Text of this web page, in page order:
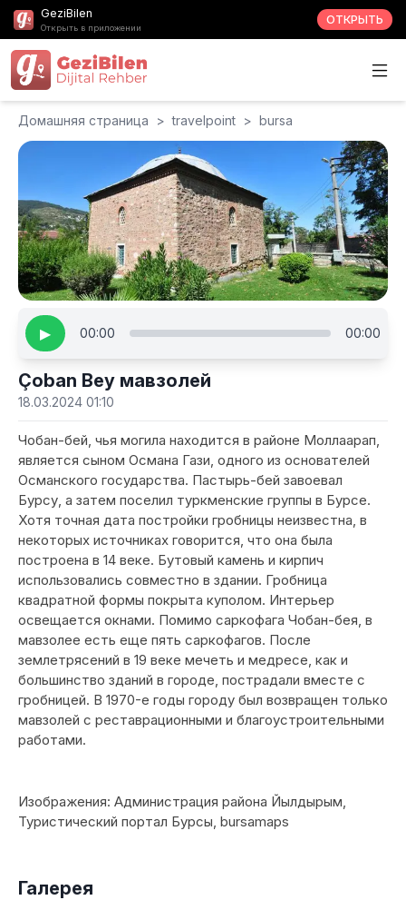
GeziBilen
Открыть в приложении
ОТКРЫТЬ
Домашняя страница > travelpoint > bursa
▶ 00:00 00:00
Çoban Bey мавзолей
18.03.2024 01:10
Чобан-бей, чья могила находится в районе Моллаарап,
является сыном Османа Гази, одного из основателей
Османского государства. Пастырь-бей завоевал
Бурсу, а затем поселил туркменские группы в Бурсе.
Хотя точная дата постройки гробницы неизвестна, в
некоторых источниках говорится, что она была
построена в 14 веке. Бутовый камень и кирпич
использовались совместно в здании. Гробница
квадратной формы покрыта куполом. Интерьер
освещается окнами. Помимо саркофага Чобан-бея, в
мавзолее есть еще пять саркофагов. После
землетрясений в 19 веке мечеть и медресе, как и
большинство зданий в городе, пострадали вместе с
гробницей. В 1970-е годы городу был возвращен только
мавзолей с реставрационными и благоустроительными
работами.
Изображения: Администрация района Йылдырым,
Туристический портал Бурсы, bursamaps
Галерея